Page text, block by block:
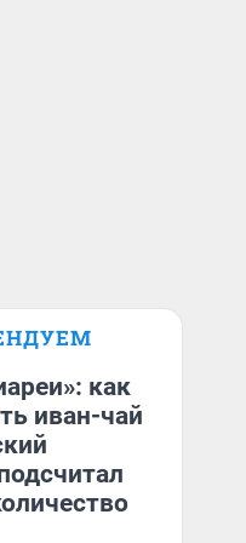
как
иван-чай